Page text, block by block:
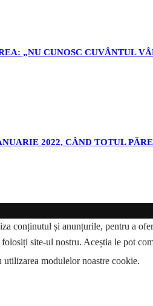
„NU CUNOSC CUVÂNTUL
2022, CÂND TOTUL
conținutul și anunțurile, pentru a
site-ul nostru. Aceștia le pot
modulelor noastre cookie.